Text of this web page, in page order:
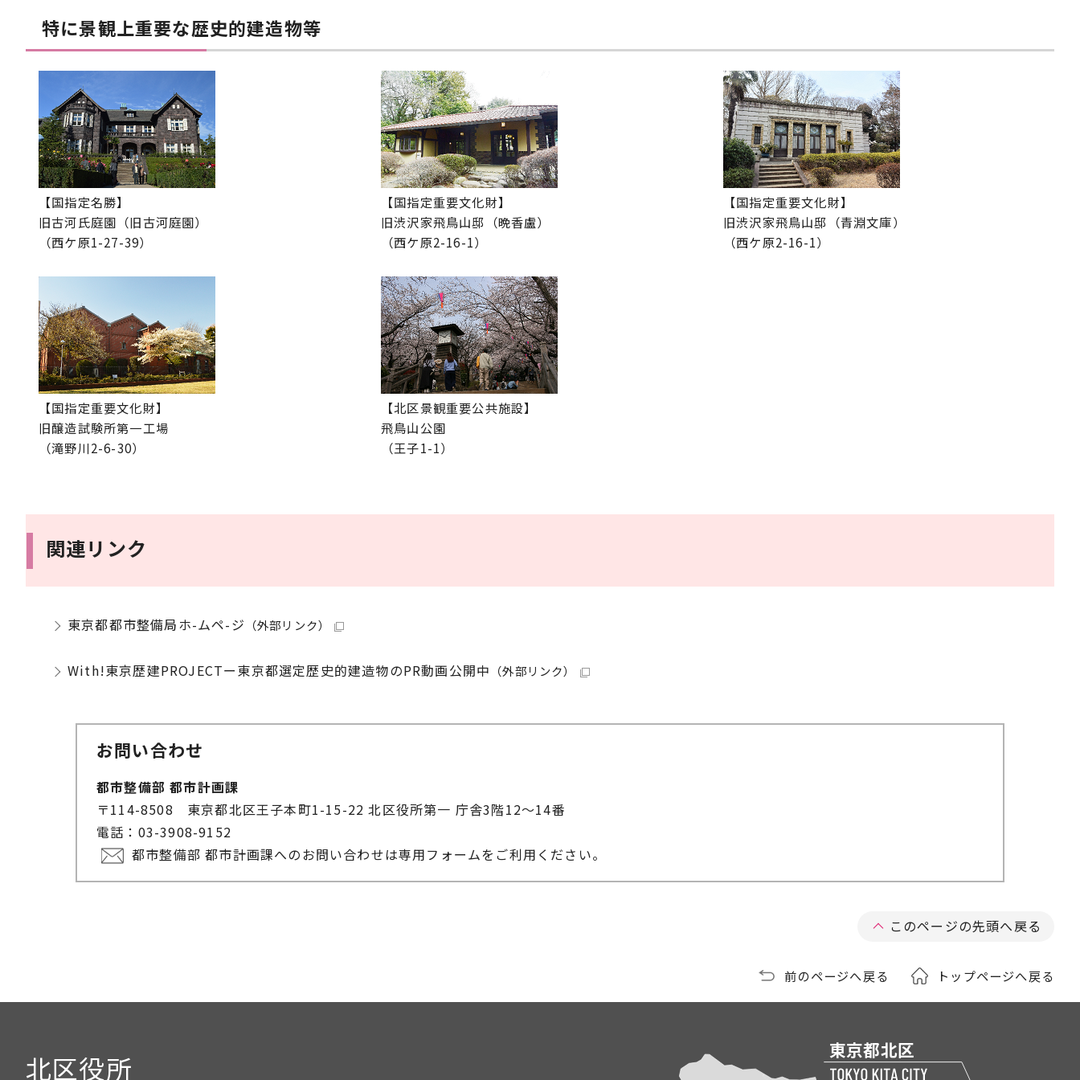
特に景観上重要な歴史的建造物等
【国指定名勝】
旧古河氏庭園（旧古河庭園）
（西ケ原1-27-39）
【国指定重要文化財】
旧渋沢家飛鳥山邸（晩香盧）
（西ケ原2-16-1）
【国指定重要文化財】
旧渋沢家飛鳥山邸（青淵文庫）
（西ケ原2-16-1）
【国指定重要文化財】
旧醸造試験所第一工場
（滝野川2-6-30）
【北区景観重要公共施設】
飛鳥山公園
（王子1-1）
関連リンク
東京都都市整備局ホ-ムペ-ジ （外部リンク）
With!東京歴建PROJECTー東京都選定歴史的建造物のPR動画公開中 （外部リンク）
お問い合わせ
都市整備部 都市計画課
〒114-8508 東京都北区王子本町1-15-22 北区役所第一 庁舎3階12～14番
電話：03-3908-9152
都市整備部 都市計画課へのお問い合わせは専用フォームをご利用ください。
このページの先頭へ戻る
前のページへ戻る トップページへ戻る
北区役所